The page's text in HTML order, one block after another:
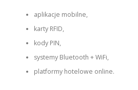
aplikacje mobilne,
karty RFID,
kody PIN,
systemy Bluetooth + WiFi,
platformy hotelowe online.